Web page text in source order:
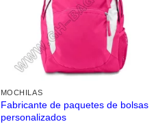
MOCHILAS
Fabricante de paquetes de bolsas
personalizados